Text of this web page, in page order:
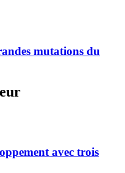
mutations du
avec trois